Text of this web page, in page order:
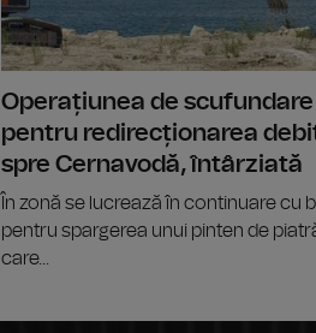
Operațiunea de
pentru redirecționarea
spre Cernavodă, întârziată
În zonă se lucrează în continuare cu
pentru spargerea unui pinten de
care...